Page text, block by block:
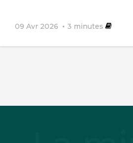
09 Avr 2026 3 minutes